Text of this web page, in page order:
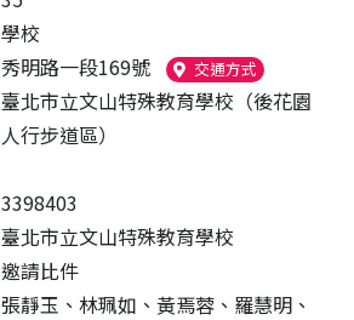
學校
秀明路一段169號 交通方式（另開新視窗
臺北市立文山特殊教育學校（後花園
人行步道區）
3398403
臺北市立文山特殊教育學校
邀請比件
張靜玉、林珮如、黃焉蓉、羅慧明、